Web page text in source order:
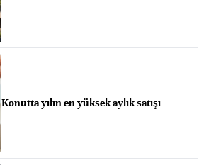
Konutta yılın en yüksek aylık satışı